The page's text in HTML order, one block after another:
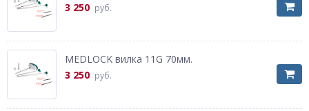
3 250 руб.
MEDLOCK вилка 11G 70мм.
3 250 руб.